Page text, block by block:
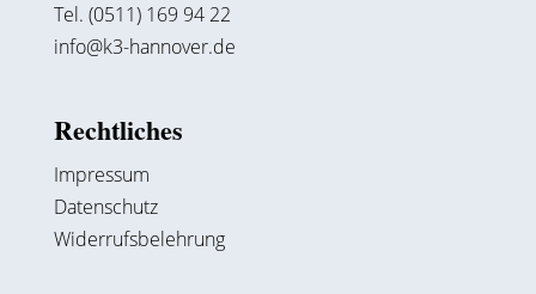
Tel. (0511) 169 94 22
info@k3-hannover.de
Rechtliches
Impressum
Datenschutz
Widerrufsbelehrung